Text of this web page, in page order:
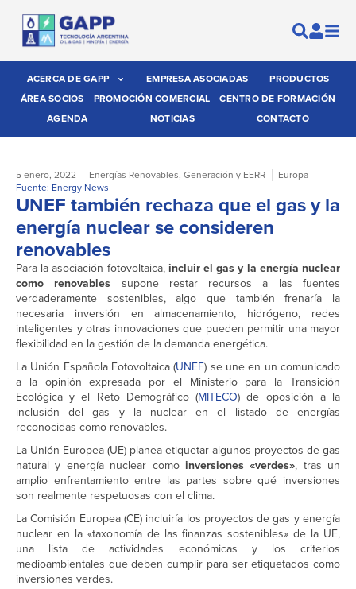
ACERCA DE GAPP EMPRESA ASOCIADAS
PRODUCTOS
ÁREA SOCIOS
PROMOCIÓN COMERCIAL
CENTRO DE FORMACIÓN
AGENDA
NOTICIAS CONTACTO
5 enero, 2022 Energías Renovables, Generación y EERR
Europa
Fuente: Energy News
UNEF también rechaza que el gas y la
energía nuclear se consideren
renovables
Para la asociación fotovoltaica,incluir el gas y la energía nuclear
como renovables supone restar recursos a las fuentes
verdaderamente sostenibles, algo que también frenaría la
necesaria inversión en almacenamiento, hidrógeno, redes
inteligentes y otras innovaciones que pueden permitir una mayor
flexibilidad en la gestión de la demanda energética.
La Unión Española Fotovoltaica (UNEF) se une en un comunicado
a la opinión expresada por el Ministerio para la Transición
Ecológica y el Reto Demográfico (MITECO) de oposición a la
inclusión del gas y la nuclear en el listado de energías
reconocidas como renovables.
La Unión Europea (UE) planea etiquetar algunos proyectos de gas
natural y energía nuclear comoinversiones «verdes», tras un
amplio enfrentamiento entre las partes sobre qué inversiones
son realmente respetuosas con el clima.
La Comisión Europea (CE) incluiría los proyectos de gas y energía
nuclear en la «taxonomía de las finanzas sostenibles» de la UE,
una lista de actividades económicas y los criterios
medioambientales que deben cumplir para ser etiquetados como
inversiones verdes.